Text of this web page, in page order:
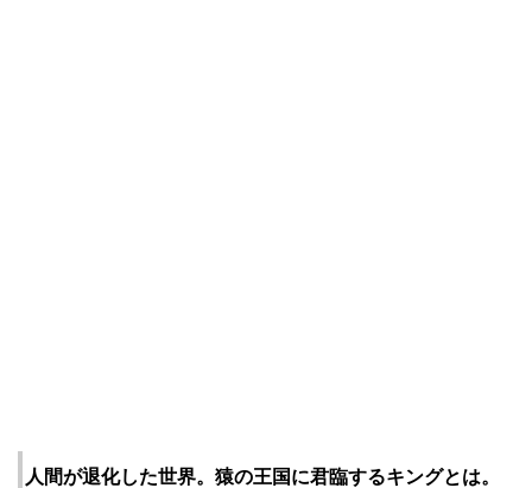
人間が退化した世界。猿の王国に君臨するキングとは。